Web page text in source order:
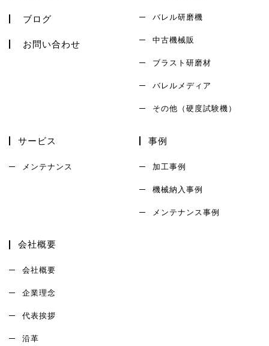
ブログ
お問い合わせ
バレル研磨機
中古機械販
ブラスト研磨材
バレルメディア
その他（硬度試験機）
サービス
メンテナンス
事例
加工事例
機械納入事例
メンテナンス事例
会社概要
会社概要
企業理念
代表挨拶
沿革